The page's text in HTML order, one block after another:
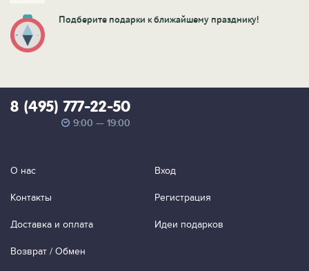
Подберите подарки к ближайшему празднику!
8 (495) 777-22-50
9:00 — 19:00
О нас
Контакты
Доставка и оплата
Возврат / Обмен
Вход
Регистрация
Идеи подарков